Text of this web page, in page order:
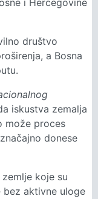
i Hercegovine
društvo
a Bosna
iskustva zemalja
može proces
donese
koje su
bez aktivne uloge